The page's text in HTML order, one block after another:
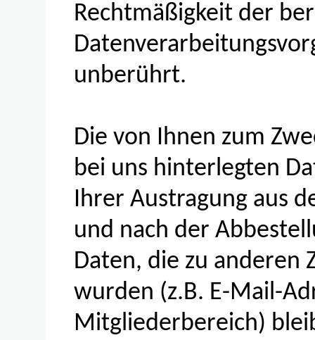
Rechtmäßigkeit der
unberührt.
Die von Ihnen zum
bei uns hinterlegten
Ihrer Austragung aus
und nach der
Daten, die zu anderen
wurden (z.B. E-Mail-
Mitgliederbereich)